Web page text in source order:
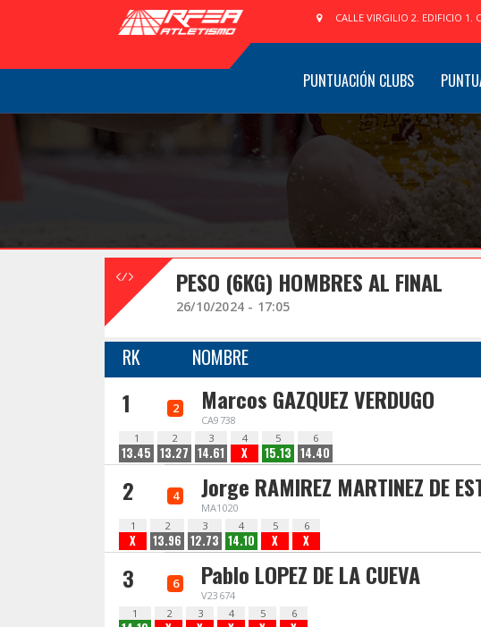
CALLE VIRGILIO 2. EDIFICIO 1.
PUNTUACIÓN CLUBS
PESO (6KG) HOMBRES AL FINAL
26/10/2024 - 17:05
RK NOMBRE
1 2 Marcos GAZQUEZ VERDUGO
CA9738
1
13.45
2
13.27
3
14.61
4
X
5
15.13
6
14.40
2 4 Jorge RAMIREZ MARTINEZ DE
MA1020
1
X
2
13.96
3
12.73
4
14.10
5
X
6
X
3 6 Pablo LOPEZ DE LA CUEVA
V23674
1 2 3 4 5 6